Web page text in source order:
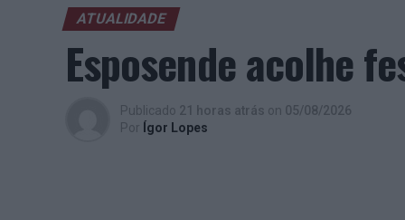
ATUALIDADE
Esposende acolhe
Publicado 21 horas atrás on 05/08/2026
Por Ígor Lopes